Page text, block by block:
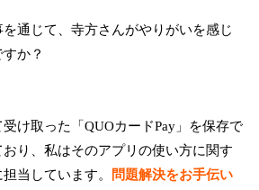
通じて、寺方さんがやりがいを感じ
か？
け取った「QUOカードPay」を保存で
り、私はそのアプリの使い方に関す
当しています。
問題解決をお手伝い